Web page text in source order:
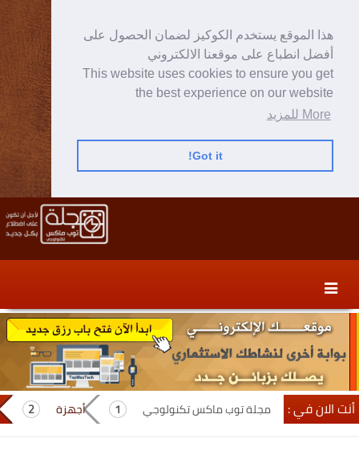
هذا الموقع يستخدم الكوكيز لضمان الحصول على
أفضل انطباع على موقعنا الالكتروني
This website uses cookies to ensure you get
the best experience on our website
More للمزيد
Got it!
content
secondary
content
أنت الان في : مجلة توب ماكس تكنولوجي أجهزة